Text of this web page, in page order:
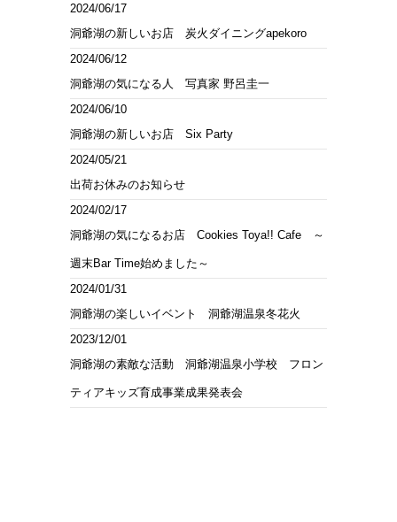
2024/06/17
洞爺湖の新しいお店 炭火ダイニングapekoro
2024/06/12
洞爺湖の気になる人 写真家 野呂圭一
2024/06/10
洞爺湖の新しいお店 Six Party
2024/05/21
出荷お休みのお知らせ
2024/02/17
洞爺湖の気になるお店 Cookies Toya!! Cafe ～
週末Bar Time始めました～
2024/01/31
洞爺湖の楽しいイベント 洞爺湖温泉冬花火
2023/12/01
洞爺湖の素敵な活動 洞爺湖温泉小学校 フロン
ティアキッズ育成事業成果発表会